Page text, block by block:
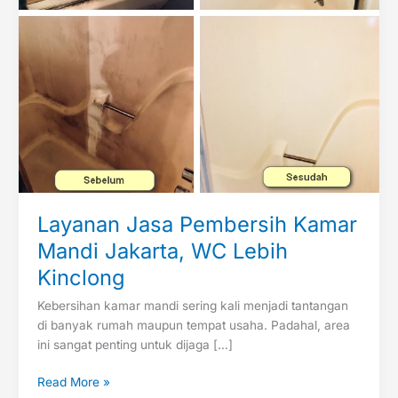
Layanan Jasa Pembersih Kamar
Mandi Jakarta, WC Lebih
Kinclong
Kebersihan kamar mandi sering kali menjadi tantangan
di banyak rumah maupun tempat usaha. Padahal, area
ini sangat penting untuk dijaga […]
Read More »